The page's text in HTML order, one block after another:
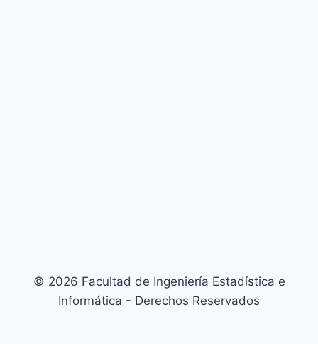
© 2026 Facultad de Ingeniería Estadística e
Informática - Derechos Reservados